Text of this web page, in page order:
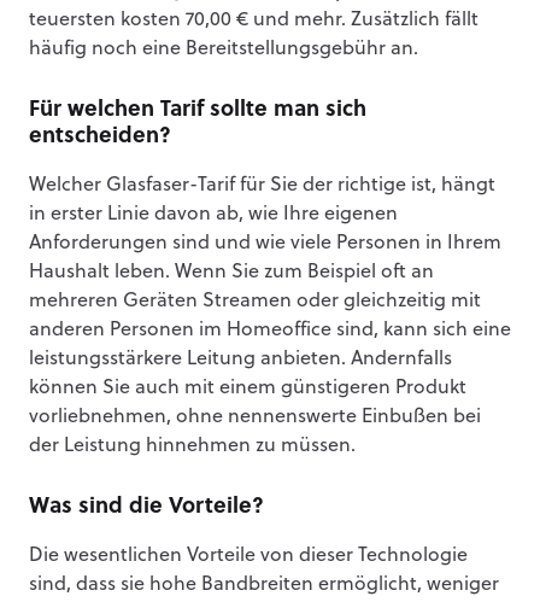
teuersten kosten 70,00 € und mehr. Zusätzlich fällt
häufig noch eine Bereitstellungsgebühr an.
Für welchen Tarif sollte man sich
entscheiden?
Welcher Glasfaser-Tarif für Sie der richtige ist, hängt
in erster Linie davon ab, wie Ihre eigenen
Anforderungen sind und wie viele Personen in Ihrem
Haushalt leben. Wenn Sie zum Beispiel oft an
mehreren Geräten Streamen oder gleichzeitig mit
anderen Personen im Homeoffice sind, kann sich eine
leistungsstärkere Leitung anbieten. Andernfalls
können Sie auch mit einem günstigeren Produkt
vorliebnehmen, ohne nennenswerte Einbußen bei
der Leistung hinnehmen zu müssen.
Was sind die Vorteile?
Die wesentlichen Vorteile von dieser Technologie
sind, dass sie hohe Bandbreiten ermöglicht, weniger